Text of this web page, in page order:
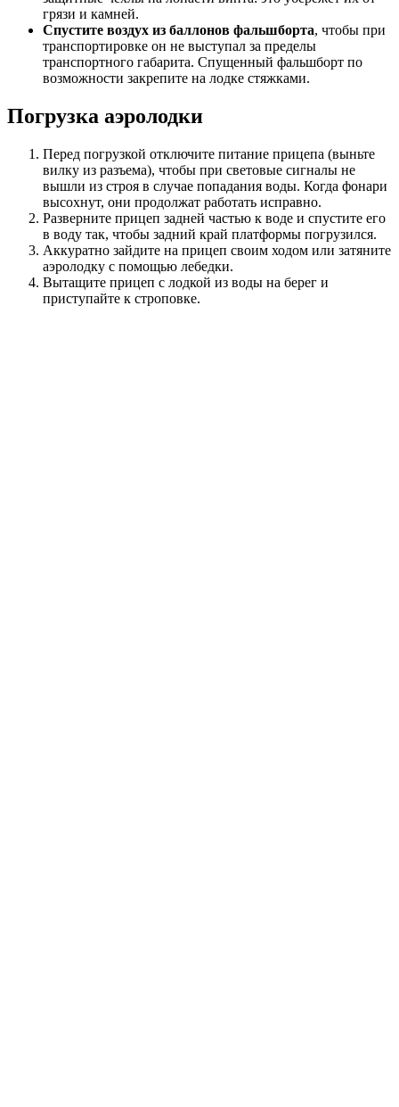
грязи и камней.
Спустите воздух из баллонов фальшборта, чтобы при
транспортировке он не выступал за пределы
транспортного габарита. Спущенный фальшборт по
возможности закрепите на лодке стяжками.
Погрузка аэролодки
Перед погрузкой отключите питание прицепа (выньте
вилку из разъема), чтобы при световые сигналы не
вышли из строя в случае попадания воды. Когда фонари
высохнут, они продолжат работать исправно.
Разверните прицеп задней частью к воде и спустите его
в воду так, чтобы задний край платформы погрузился.
Аккуратно зайдите на прицеп своим ходом или затяните
аэролодку с помощью лебедки.
Вытащите прицеп с лодкой из воды на берег и
приступайте к строповке.